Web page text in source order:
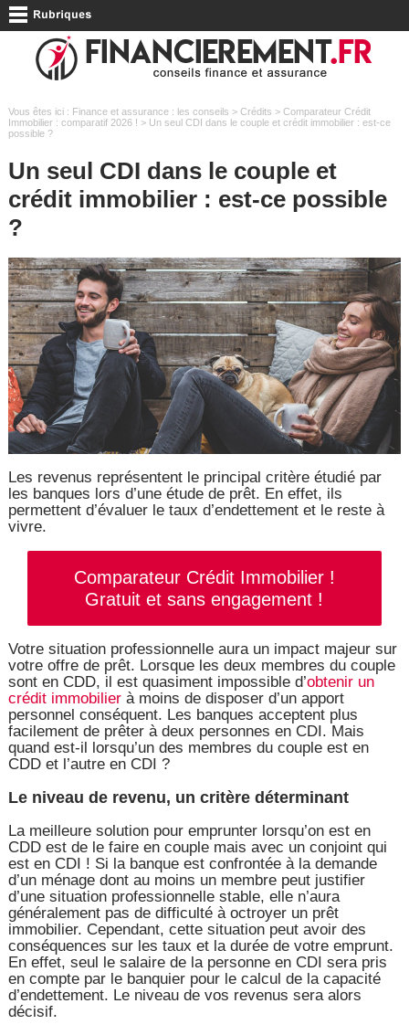
Vous êtes ici : Finance et assurance : les conseils > Crédits > Comparateur Crédit
Immobilier : comparatif 2026 ! > Un seul CDI dans le couple et crédit immobilier : est-ce
possible ?
Un seul CDI dans le couple et
crédit immobilier : est-ce possible
?
Les revenus représentent le principal critère étudié par
les banques lors d’une étude de prêt. En effet, ils
permettent d’évaluer le taux d’endettement et le reste à
vivre.
Comparateur Crédit Immobilier !
Gratuit et sans engagement !
Votre situation professionnelle aura un impact majeur sur
votre offre de prêt. Lorsque les deux membres du couple
sont en CDD, il est quasiment impossible d’obtenir un
crédit immobilierà moins de disposer d’un apport
personnel conséquent. Les banques acceptent plus
facilement de prêter à deux personnes en CDI. Mais
quand est-il lorsqu’un des membres du couple est en
CDD et l’autre en CDI ?
Le niveau de revenu, un critère déterminant
La meilleure solution pour emprunter lorsqu’on est en
CDD est de le faire en couple mais avec un conjoint qui
est en CDI ! Si la banque est confrontée à la demande
d’un ménage dont au moins un membre peut justifier
d’une situation professionnelle stable, elle n’aura
généralement pas de difficulté à octroyer un prêt
immobilier. Cependant, cette situation peut avoir des
conséquences sur les taux et la durée de votre emprunt.
En effet, seul le salaire de la personne en CDI sera pris
en compte par le banquier pour le calcul de la capacité
d’endettement. Le niveau de vos revenus sera alors
décisif.